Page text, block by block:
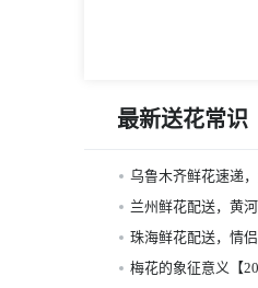
最新送花常识
乌鲁木齐鲜花速递
兰州鲜花配送，黄
珠海鲜花配送，情
梅花的象征意义【